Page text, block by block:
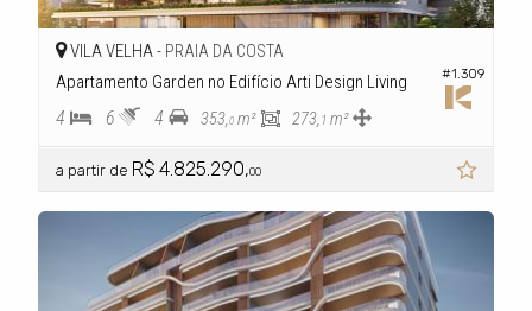
#1.309
VILA VELHA - PRAIA DA COSTA
Apartamento Garden no Edifício Arti Design Living
4 6 4 353,0 m² 273,1 m²
a partir de R$ 4.825.290,00